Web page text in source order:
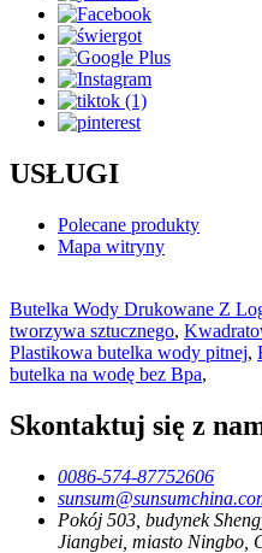
USŁUGI
Polecane produkty
Mapa witryny
Butelka Wody Drukowane Z
tworzywa sztucznego,
Plastikowa butelka wody pitnej,
butelka na wodę bez Bpa,
Skontaktuj się z
0086-574-87752606
Pokój 503, budynek
Jiangbei, miasto Ningbo,